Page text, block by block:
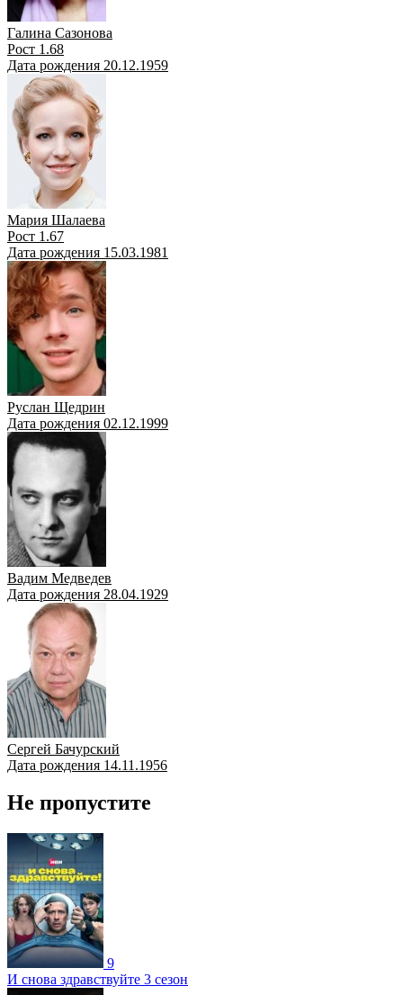
Галина Сазонова
Рост 1.68
Дата рождения 20.12.1959
Мария Шалаева
Рост 1.67
Дата рождения 15.03.1981
Руслан Щедрин
Дата рождения 02.12.1999
Вадим Медведев
Дата рождения 28.04.1929
Сергей Бачурский
Дата рождения 14.11.1956
Не пропустите
9
И снова здравствуйте 3 сезон